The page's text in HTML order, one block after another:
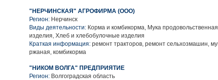
"НЕРЧИНСКАЯ" АГРОФИРМА (ООО)
Регион: Нерчинск
Виды деятельности: Корма и комбикорма, Мука
изделия, Хлеб и хлебобулочные изделия
Краткая информация: ремонт тракторов, ремонт сельхозмашин,
ржаная, комбикорма
"НИКОМ ВОЛГА" ПРЕДПРИЯТИЕ
Регион: Волгоградская область